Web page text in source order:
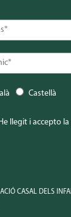
Castellà
He llegit i accepto la
CASAL DELS